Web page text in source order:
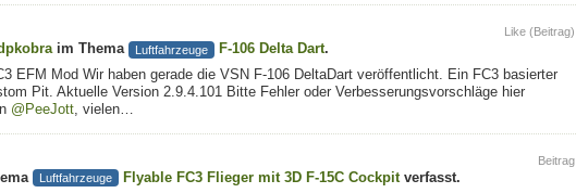
im Thema Luftfahrzeuge F-106 Delta Dart.
Like (Beitrag)
EFM Mod Wir haben gerade die VSN F-106 DeltaDart veröffentlicht. Ein FC3 basierter
Pit. Aktuelle Version 2.9.4.101 Bitte Fehler oder Verbesserungsvorschläge hier
@PeeJott, vielen…
Luftfahrzeuge Flyable FC3 Flieger mit 3D F-15C Cockpitverfasst.
Beitrag